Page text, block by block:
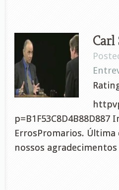
ErrosPromarios. Última
nossos